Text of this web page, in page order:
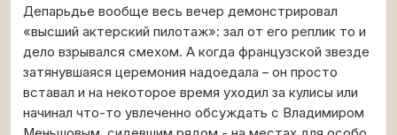
Депарьдье вообще весь вечер демонстрировал
«высший актерский пилотаж»: зал от его реплик то и
дело взрывался смехом. А когда французской звезде
затянувшаяся церемония надоедала – он просто
вставал и на некоторое время уходил за кулисы или
начинал что-то увлеченно обсуждать с Владимиром